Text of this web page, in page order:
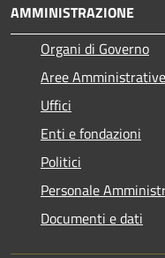
AMMINISTRAZIONE
Organi di Governo
Aree Amministrative
Uffici
Enti e fondazioni
Politici
Personale
Documenti e dati